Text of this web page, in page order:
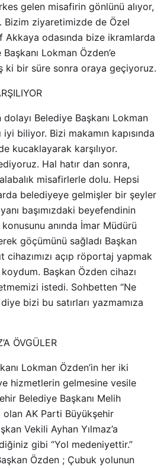
gelen misafirin gönlünü alıyor,
Bizim ziyaretimizde de Özel
Akkaya odasında bize ikramlarda
Lokman Özden’e
ki bir süre sonra oraya geçiyoruz.
Belediye Başkanı Lokman
iyi biliyor. Bizi makamın kapısında
kucaklayarak karşılıyor.
Hal hatır dan sonra,
misafirlerle dolu. Hepsi
belediyeye gelmişler bir şeyler
başımızdaki beyefendinin
anında İmar Müdürü
göçümünü sağladı Başkan
cihazımızı açıp röportaj yapmak
Başkan Özden cihazı
istedi. Sohbetten “Ne
diye bizi bu satırları yazmamıza
ÖVGÜLER
Lokman Özden’in her iki
hizmetlerin gelmesine vesile
Belediye Başkanı Melih
olan AK Parti Büyükşehir
Vekili Ayhan Yılmaz’a
gibi “Yol medeniyettir.”
Özden ; Çubuk yolunun